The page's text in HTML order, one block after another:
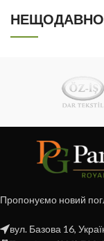
НЕЩОДАВНО
Пропонуємо новий
вул. Базова 16,